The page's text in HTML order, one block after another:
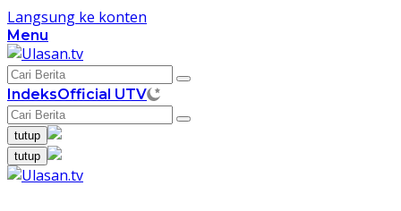
Langsung ke konten
Menu
IndeksOfficial UTV
tutup
tutup